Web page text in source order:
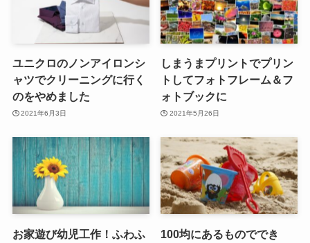
ユニクロのノンアイロンシ
ャツでクリーニングに行く
のをやめました
2021年6月3日
しまうまプリントでプリン
トしてフォトフレーム＆フ
ォトブックに
2021年5月26日
お家遊び幼児工作！ふわふ
100均にあるものででき